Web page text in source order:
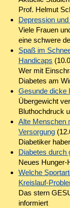
Prof. Helmut
Depression
Viele Frauen
eine schwere
Spaß im
Handicaps
Wer mit
Diabetes am
Gesunde dicke
Übergewicht
Bluthochdruck
Alte Menschen
Versorgung
Diabetiker
Diabetes durch
Neues Hunger-
Welche
Kreislauf-
Das stern
informiert